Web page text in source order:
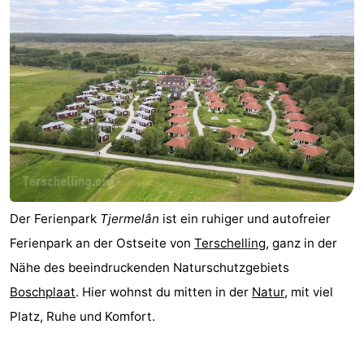
Kaap
West
-
Résidence
Terschelling
-
Strandappartementen
West
Terschelling
-
Tjermelân
Campingplätze
Ferienhäuser
-
De
Riesen
-
Elements
-
Schuttersbos
-
Der Ferienpark Tjermelân ist ein ruhiger und autofreier
Ferienpark an der Ostseite von Terschelling, ganz in der
Nähe des beeindruckenden Naturschutzgebiets
Boschplaat. Hier wohnst du mitten in der Natur, mit viel
Platz, Ruhe und Komfort.